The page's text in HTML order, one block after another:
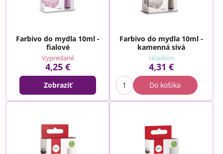
Farbivo do mydla 10ml -
fialové
Vypredané
4,25 €
Zobraziť
Farbivo do mydla 10ml -
kamenná sivá
Skladom
4,31 €
Do košíka